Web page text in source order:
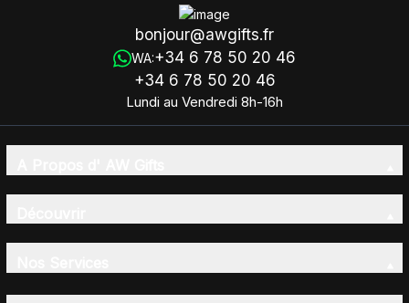
bonjour@awgifts.fr
WA:+34 6 78 50 20 46
+34 6 78 50 20 46
Lundi au Vendredi 8h-16h